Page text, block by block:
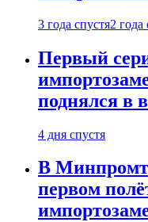
3 года спустя2 года
Первый
поднялся в
4 дня спустя
В
первом